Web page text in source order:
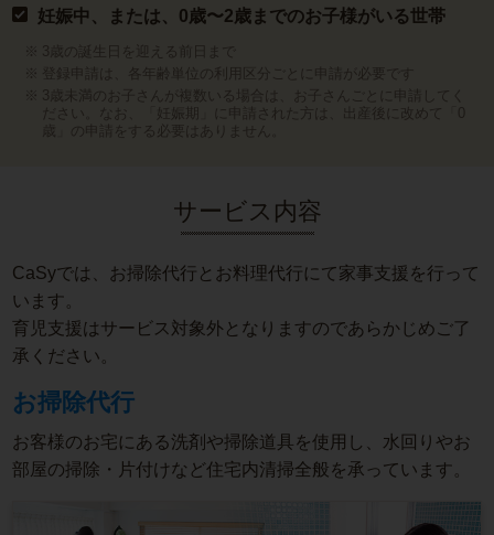
妊娠中、または、0歳〜2歳までのお子様がいる世帯
3歳の誕生日を迎える前日まで
登録申請は、各年齢単位の利用区分ごとに申請が必要です
3歳未満のお子さんが複数いる場合は、お子さんごとに申請してく
ださい。なお、「妊娠期」に申請された方は、出産後に改めて「0
歳」の申請をする必要はありません。
サービス内容
CaSyでは、お掃除代行とお料理代行にて家事支援を行って
います。
育児支援はサービス対象外となりますのであらかじめご了
承ください。
お掃除代行
お客様のお宅にある洗剤や掃除道具を使用し、水回りやお
部屋の掃除・片付けなど住宅内清掃全般を承っています。